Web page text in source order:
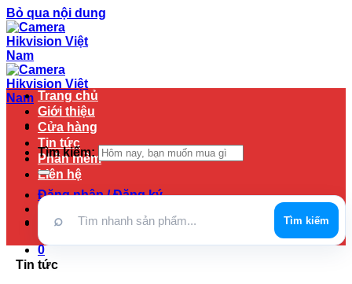
Bỏ qua nội dung
Tìm kiếm:
Đăng nhập / Đăng ký
0
0
Trang chủ
Giới thiệu
Cửa hàng
Tin tức
Phần mềm
Liên hệ
⌕ Tìm kiếm
Tin tức